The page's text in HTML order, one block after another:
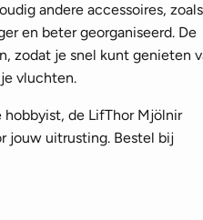
andere accessoires,
en beter georganiseerd. De
zodat je snel kunt genieten
vluchten.
de LifThor Mjölnir
jouw uitrusting. Bestel bij